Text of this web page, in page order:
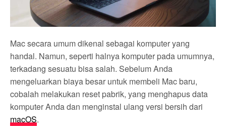
Mac secara umum dikenal sebagai komputer yang
handal. Namun, seperti halnya komputer pada umumnya,
terkadang sesuatu bisa salah. Sebelum Anda
mengeluarkan biaya besar untuk membeli Mac baru,
cobalah melakukan reset pabrik, yang menghapus data
komputer Anda dan menginstal ulang versi bersih dari
macOS.